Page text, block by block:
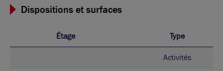
Dispositions et surfaces
Étage Type
Activités